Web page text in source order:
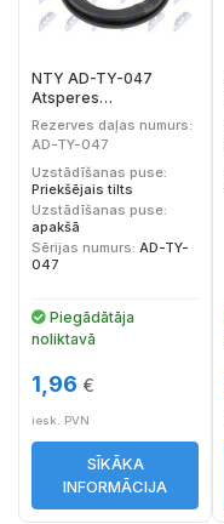
NTY AD-TY-047
Atsperes
atbalstplāksne
Rezerves daļas numurs:
AD-TY-047
Uzstādīšanas puse:
Priekšējais tilts
Uzstādīšanas puse:
apakšā
Sērijas numurs: AD-TY-
047
Piegādātāja
noliktavā
1,96 €
iesk. PVN
SĪKĀKA
INFORMĀCIJA